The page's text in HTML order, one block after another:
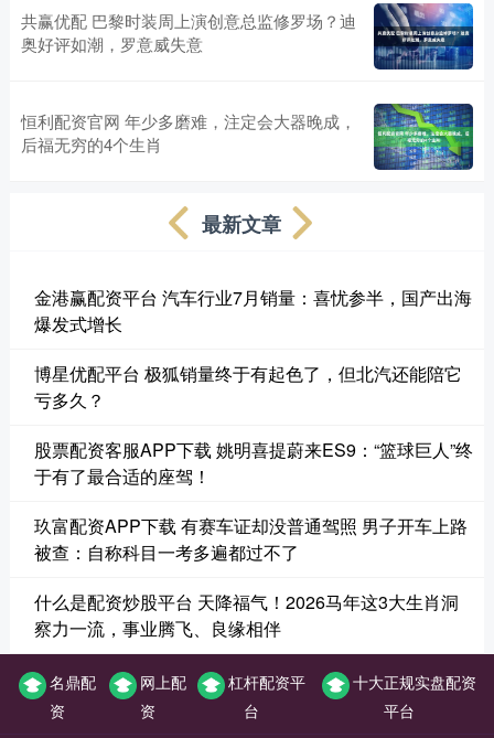
共赢优配 巴黎时装周上演创意总监修罗场？迪
奥好评如潮，罗意威失意
恒利配资官网 年少多磨难，注定会大器晚成，
后福无穷的4个生肖
最新文章
金港赢配资平台 汽车行业7月销量：喜忧参半，国产出海
爆发式增长
博星优配平台 极狐销量终于有起色了，但北汽还能陪它
亏多久？
股票配资客服APP下载 姚明喜提蔚来ES9：“篮球巨人”终
于有了最合适的座驾！
玖富配资APP下载 有赛车证却没普通驾照 男子开车上路
被查：自称科目一考多遍都过不了
什么是配资炒股平台 天降福气！2026马年这3大生肖洞
察力一流，事业腾飞、良缘相伴
名鼎配
资
网上配
资
杠杆配资平
台
十大正规实盘配资
平台